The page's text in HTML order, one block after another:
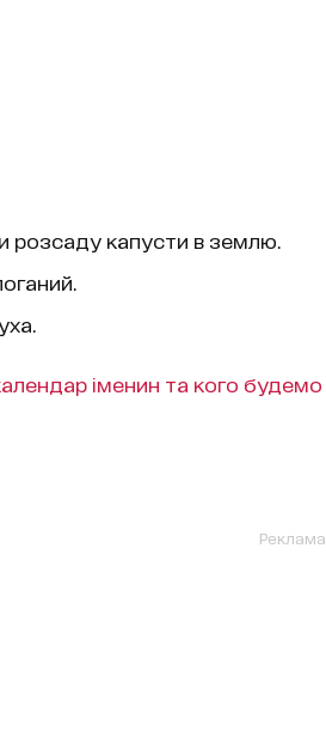
капусти в землю.
іменин та кого будемо
Реклама